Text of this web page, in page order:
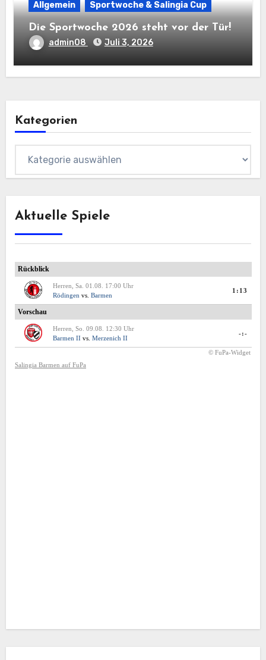
Allgemein Sportwoche & Salingia Cup
Die Sportwoche 2026 steht vor der Tür!
admin08 Juli 3, 2026
Kategorien
Aktuelle Spiele